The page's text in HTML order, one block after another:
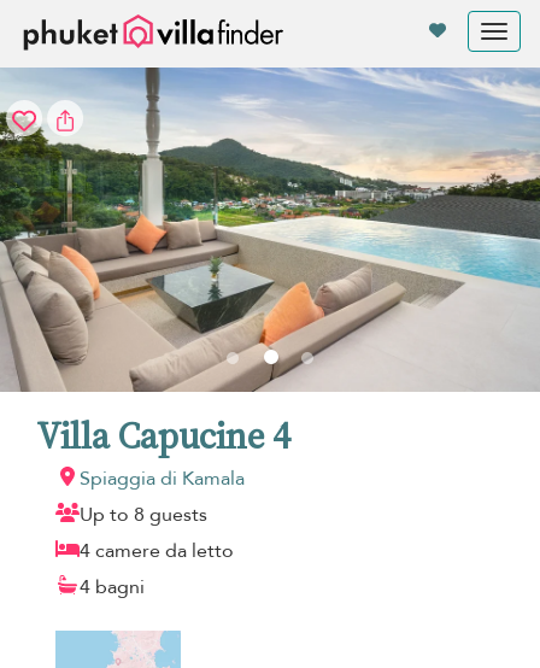
Villa Capucine 4
Spiaggia di Kamala
Up to 8 guests
4 camere da letto
4 bagni
Pannello di gestione dei cookies